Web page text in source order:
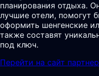
планирования отдыха.
лучшие отели, помогут
оформить шенгенские
также составят
под ключ.
Перейти на сайт